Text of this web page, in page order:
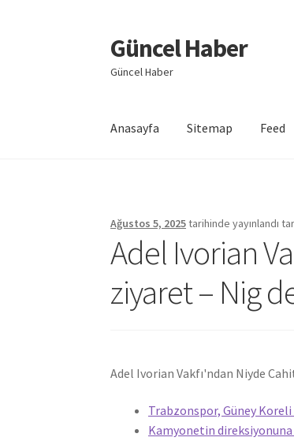
Dolaşıma
geç
İçeriğe
geç
Güncel Haber
Güncel Haber
Anasayfa Sitemap Feed
Ağustos 5, 2025tarihinde yayınlandı
Adel Ivorian
ziyaret – Nig
Adel Ivorian Vakfı'ndan Niyde
Trabzonspor, Güney Koreli
Kamyonetin direksiyonuna